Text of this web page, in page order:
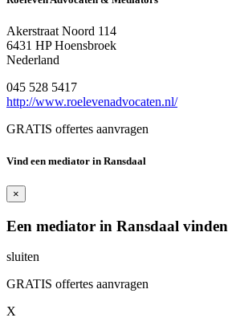
Akerstraat Noord 114
6431 HP Hoensbroek
Nederland
045 528 5417
http://www.roelevenadvocaten.nl/
GRATIS offertes aanvragen
Vind een mediator in Ransdaal
×
Een mediator in Ransdaal vinden
sluiten
GRATIS offertes aanvragen
X